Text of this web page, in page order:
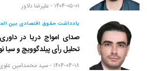
۱۴۰۴-۰۵-۰۱ - علیرضا دلاور
یادداشت حقوق اقتصادی بین
صدای امواج دریا در
تحلیل رأی پیلدگوویچ و سیا
۱۴۰۴-۰۴-۱۸ - سید محمدامین